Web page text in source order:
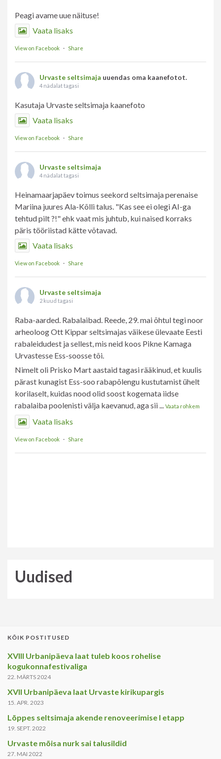
Peagi avame uue näituse!
Vaata lisaks
View on Facebook · Share
Urvaste seltsimaja uuendas oma kaanefotot.
4 nädalat tagasi
Kasutaja Urvaste seltsimaja kaanefoto
Vaata lisaks
View on Facebook · Share
Urvaste seltsimaja
4 nädalat tagasi
Heinamaarjapäev toimus seekord seltsimaja perenaise
Mariina juures Ala-Kõlli talus. "Kas see ei olegi AI-ga
tehtud pilt ?!" ehk vaat mis juhtub, kui naised korraks
päris tööriistad kätte võtavad.
Vaata lisaks
View on Facebook · Share
Urvaste seltsimaja
2 kuud tagasi
Raba-aarded. Rabalaibad. Reede, 29. mai õhtul tegi noor
arheoloog Ott Kippar seltsimajas väikese ülevaate Eesti
rabaleidudest ja sellest, mis neid koos Pikne Kamaga
Urvastesse Ess-soosse tõi.
Nimelt oli Prisko Mart aastaid tagasi rääkinud, et kuulis
pärast kunagist Ess-soo rabapõlengu kustutamist ühelt
korilaselt, kuidas nood olid soost kogemata iidse
rabalaiba poolenisti välja kaevanud, aga sii ... Vaata rohkem
Vaata lisaks
View on Facebook · Share
Uudised
KÕIK POSTITUSED
XVIII Urbanipäeva laat tuleb koos rohelise
kogukonnafestivaliga
22. MÄRTS 2024
XVII Urbanipäeva laat Urvaste kirikupargis
15. APR. 2023
Lõppes seltsimaja akende renoveerimise I etapp
19. SEPT. 2022
Urvaste mõisa nurk sai talusildid
27. MAI 2022